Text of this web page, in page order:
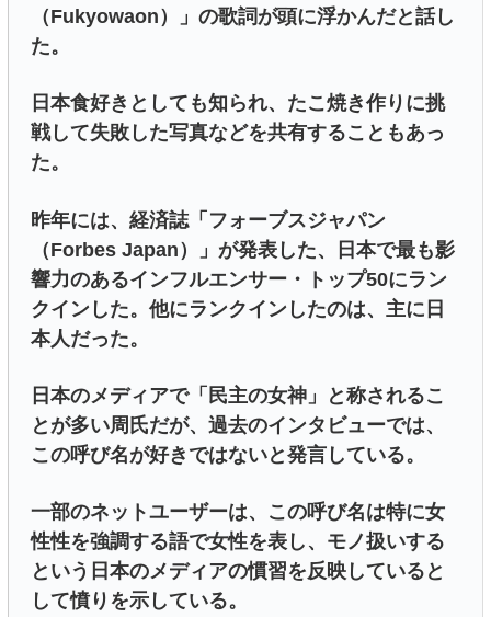
（Fukyowaon）」の歌詞が頭に浮かんだと話し
た。
日本食好きとしても知られ、たこ焼き作りに挑
戦して失敗した写真などを共有することもあっ
た。
昨年には、経済誌「フォーブスジャパン
（Forbes Japan）」が発表した、日本で最も影
響力のあるインフルエンサー・トップ50にラン
クインした。他にランクインしたのは、主に日
本人だった。
日本のメディアで「民主の女神」と称されるこ
とが多い周氏だが、過去のインタビューでは、
この呼び名が好きではないと発言している。
一部のネットユーザーは、この呼び名は特に女
性性を強調する語で女性を表し、モノ扱いする
という日本のメディアの慣習を反映していると
して憤りを示している。